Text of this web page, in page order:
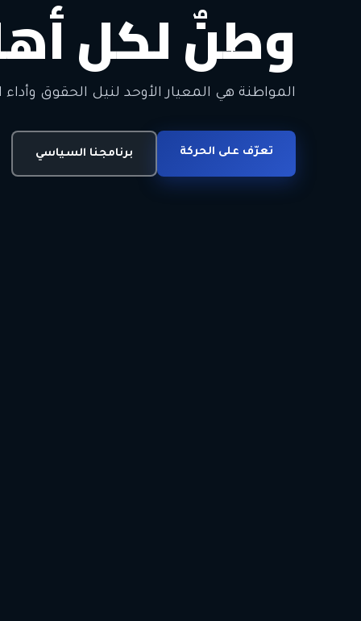
وطنٌ لكل
المواطنة هي المعيار الأوحد لنيل الحقوق وأداء
تعرّف على الحركة برنامجنا السياسي
معاً من أجل
الحرية • الوحدة • السلام • الديمقراطية
انضم للحركة اتصل بنا